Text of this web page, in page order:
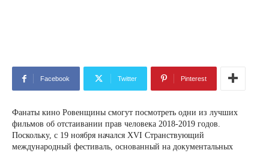
Facebook Twitter Pinterest
Фанаты кино Ровенщины смогут посмотреть одни из лучших
фильмов об отстаивании прав человека 2018-2019 годов.
Поскольку, с 19 ноября начался XVI Странствующий
международный фестиваль, основанный на документальных